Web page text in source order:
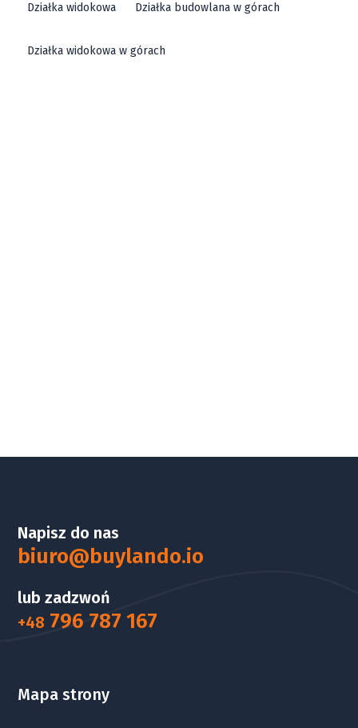
Działka widokowa Działka budowlana w górach
Działka widokowa w górach
Napisz do nas
biuro@buylando.io
lub zadzwoń
+48 796 787 167
Mapa strony